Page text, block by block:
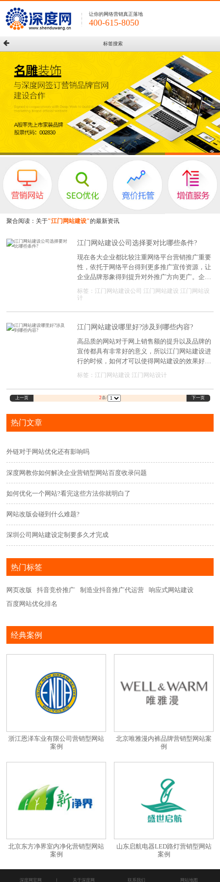
让你的网络营销真正落地
400-615-8050
标签搜索
聚合阅读：关于"江门网站建设"的最新资讯
江门网站建设公司选择要对比哪些条件?
现在各大企业都比较注重网络平台营销推广重要
性，依托于网络平台得到更多推广宣传资源，让
企业品牌形象得到提升对外推广方向更广。企业
通过建设官方网站这种方式能传达经营理念，选
择江门专业建站公司提供网站建设服务很重要。
标签： 江门网站建设公司 江门网站建设 江门网站设
计
江门网站建设哪里好?涉及到哪些内容?
高品质的网站对于网上销售额的提升以及品牌的
宣传都具有非常好的意义，所以江门网站建设进
行的时候，如何才可以使得网站建设的效果好是
很重要的。选择相关网站建设公司的时候，内部
标签： 江门网站建设 江门网站设计
上一页 2条/ 下一页
热门文章
外链对于网站优化还有影响吗
深度网教你如何解决企业营销型网站百度收录问题
如何优化一个网站?看完这些方法你就明白了
网站改版会碰到什么难题?
深圳公司网站建设定制要多久才完成
热门标签
网页改版 抖音竞价推广 制造业抖音推广代运营
响应式网站建设
百度网站优化排名
经典案例
浙江恩泽车业有限公司营销型网站
案例
北京唯雅漫内裤品牌营销型网站案
例
北京东方净界室内净化营销型网站
案例
山东启航电器LED路灯营销型网站
案例
深度网官网 关于深度网 联系我们 网站地图